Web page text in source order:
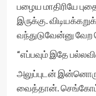
பழைய மாதிரியே
இருக்கு.
வந்துடுவேன்னு வேற
“எப்பவும் இதே
அலுப்புடன்
வைத்தான்.